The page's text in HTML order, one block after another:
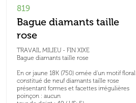
819
Bague diamants taille
rose
TRAVAIL MILIEU - FIN XIXE
Bague diamants taille rose
En or jaune 18K (750) ornée d'un motif floral
constitué de neuf diamants taille rose
présentant formes et facettes irrégulières
poinçon : aucun